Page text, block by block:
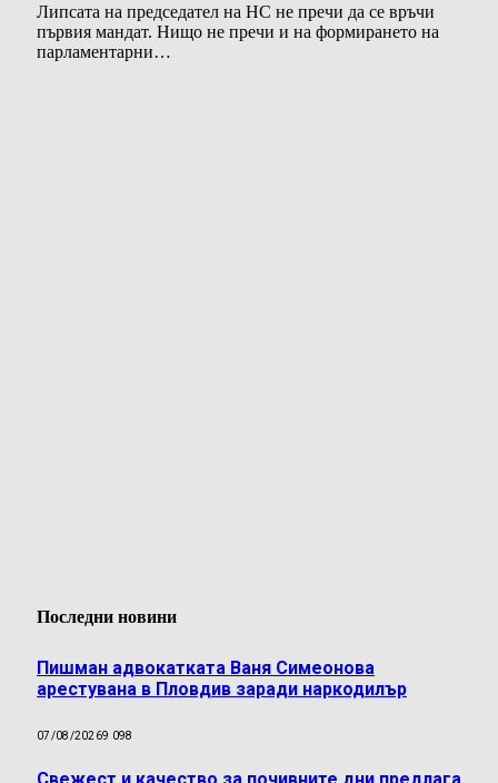
Липсата на председател на НС не пречи да се връчи
първия мандат. Нищо не пречи и на формирането на
парламентарни…
Последни новини
Пишман адвокатката Ваня Симеонова
арестувана в Пловдив заради наркодилър
07/08/20269 098